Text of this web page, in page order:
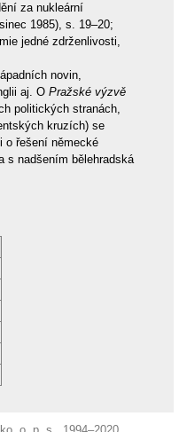
za nukleární
1985), s. 19–20;
jedné zdrženlivosti,
novin,
aj. O Pražské výzvě
politických stranách,
kruzích) se
o řešení německé
s nadšením bělehradská